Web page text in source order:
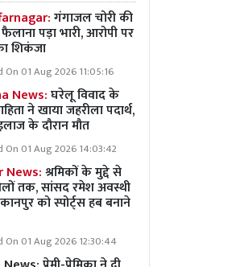
गंगाजल चोरी की
पड़ा भारी, आरोपी पर
शिकंजा
On 01 Aug 2026 11:05:16
News:घरेलू विवाद के
ने खाया जहरीला पदार्थ,
के दौरान मौत
On 01 Aug 2026 14:03:42
News:श्रमिकों के मुद्दे से
तक, सांसद रमेश अवस्थी
को स्पोर्ट्स हब बनाने
On 01 Aug 2026 12:30:44